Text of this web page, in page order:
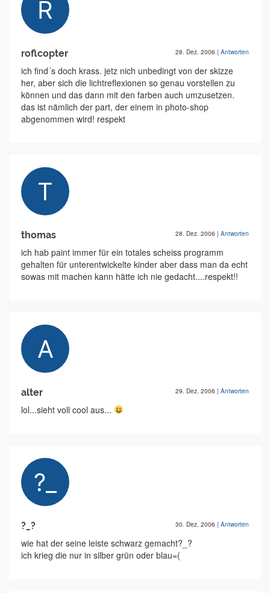
roflcopter 28. Dez. 2006 | Antworten
ich find´s doch krass. jetz nich unbedingt von der skizze
her, aber sich die lichtreflexionen so genau vorstellen zu
können und das dann mit den farben auch umzusetzen.
das ist nämlich der part, der einem in photo-shop
abgenommen wird! respekt
thomas 28. Dez. 2006 | Antworten
ich hab paint immer für ein totales scheiss programm
gehalten für unterentwickelte kinder aber dass man da echt
sowas mit machen kann hätte ich nie gedacht....respekt!!
alter 29. Dez. 2006 | Antworten
lol...sieht voll cool aus...
?_? 30. Dez. 2006 | Antworten
wie hat der seine leiste schwarz gemacht?_?
ich krieg die nur in silber grün oder blau=(